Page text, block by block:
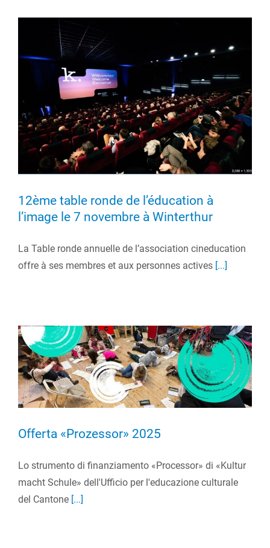
12ème table ronde de l’éducation à
l’image le 7 novembre à Winterthur
La Table ronde annuelle de l’association cineducation
offre à ses membres et aux personnes actives [...]
Offerta «Prozessor» 2025
Lo strumento di finanziamento «Processor» di «Kultur
macht Schule» dell'Ufficio per l'educazione culturale
del Cantone [...]